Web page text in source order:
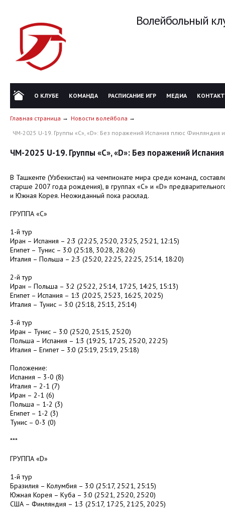
Волейбольный
О КЛУБЕ КОМАНДА РАСПИСАНИЕ ИГР МЕДИА
Главная страница
Новости волейбола
ЧМ-2025 U-19. Группы «С», «D»: Без поражений Испания плюс Финляндия
ЧМ-2025 U-19. Группы «С», «D»: Без поражений
В Ташкенте (Узбекистан) на чемпионате мира среди команд,
старше 2007 года рождения), в группах «С» и «D»
и Южная Корея. Неожиданный пока расклад.
ГРУППА «С»
1-й тур
Иран – Испания – 2:3 (22:25, 25:20, 23:25, 25:21, 12:15)
Египет – Тунис – 3:0 (25:18, 30:28, 28:26)
Италия – Польша – 2:3 (25:20, 22:25, 22:25, 25:14, 18:20)
2-й тур
Иран – Польша – 3:2 (25:22, 25:14, 17:25, 14:25, 15:13)
Египет – Испания – 1:3 (20:25, 25:23, 16:25, 20:25)
Италия – Тунис – 3:0 (25:18, 25:13, 25:14)
3-й тур
Иран – Тунис – 3:0 (25:20, 25:15, 25:20)
Польша – Испания – 1:3 (19:25, 17:25, 25:20, 22:25)
Италия – Египет – 3:0 (25:19, 25:19, 25:18)
Положение:
Испания – 3-0 (8)
Италия – 2-1 (7)
Иран – 2-1 (6)
Польша – 1-2 (3)
Египет – 1-2 (3)
Тунис – 0-3 (0)
***
ГРУППА «D»
1-й тур
Бразилия – Колумбия – 3:0 (25:17, 25:21, 25:15)
Южная Корея – Куба – 3:0 (25:21, 25:20, 25:20)
США – Финляндия – 1:3 (25:17, 17:25, 21:25, 20:25)